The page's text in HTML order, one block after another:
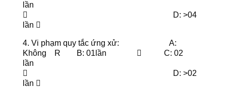
lần
 D: >04
lần 
4. Vi phạm quy tắc ứng xử: A:
Không R B: 01lần  C: 02
lần
 D: >02
lần 